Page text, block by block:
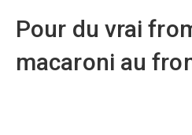
Pour du vrai
macaroni au